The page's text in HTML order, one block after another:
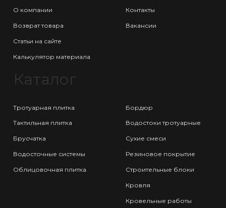
О компании
Возврат товара
Статьи на сайте
Калькулятор материала
Контакты
Вакансии
Каталог
Тротуарная плитка
Тактильная плитка
Брусчатка
Водосточные системы
Облицовочная плитка
Бордюр
Водостоки тротуарные
Сухие смеси
Резиновое покрытие
Строительные блоки
Кровля
Кровельные работы